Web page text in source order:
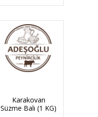
Karakovan
Süzme Balı (1 KG)